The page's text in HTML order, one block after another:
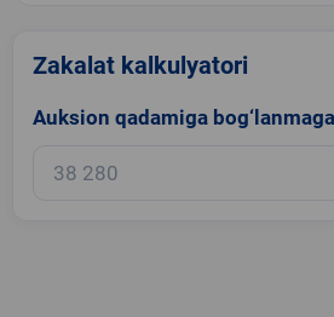
Zakalat kalkulyatori
Auksion qadamiga